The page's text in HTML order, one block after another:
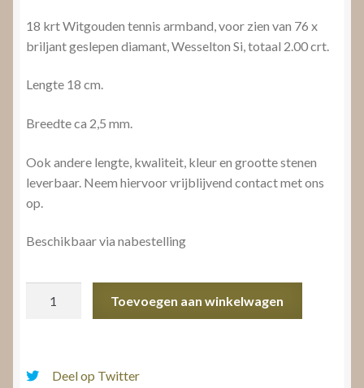
18 krt Witgouden tennis armband, voor zien van 76 x
briljant geslepen diamant, Wesselton Si, totaal 2.00 crt.
Lengte 18 cm.
Breedte ca 2,5 mm.
Ook andere lengte, kwaliteit, kleur en grootte stenen
leverbaar. Neem hiervoor vrijblijvend contact met ons
op.
Beschikbaar via nabestelling
Toevoegen aan winkelwagen
Deel op Twitter